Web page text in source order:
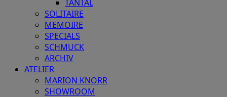
TANTAL
SOLITAIRE
MEMOIRE
SPECIALS
SCHMUCK
ARCHIV
ATELIER
MARION KNORR
SHOWROOM